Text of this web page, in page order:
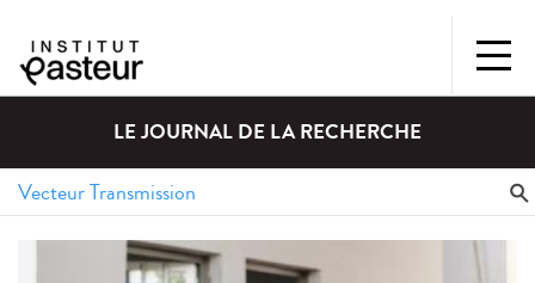
LE JOURNAL DE LA RECHERCHE